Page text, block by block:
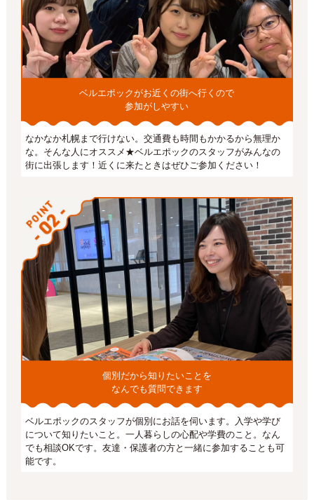
ベルエポックがお近くの街へ行くので
参加がしやすい
なかなか札幌まで行けない。交通費も時間もかかるから無理か
な。そんな人にオススメ★ベルエポックのスタッフがみんなの
街に出張します！近くに来たときはぜひご参加ください！
個別だから知りたいことを
なんでも質問できます
ベルエポックのスタッフが個別にお話を伺います。入学や学び
について知りたいこと。一人暮らしの心配や学費のこと。なん
でも相談OKです。友達・保護者の方と一緒に参加することも可
能です。